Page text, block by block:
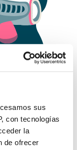
sus
con tecnologías
la
de ofrecer
como